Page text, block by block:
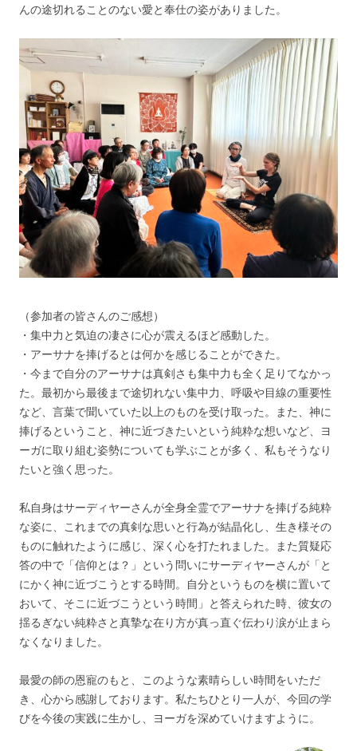
んの途切れることのない愛と奉仕の姿がありました。
（参加者の皆さんのご感想）
・集中力と気迫の凄さに心が震えるほど感動した。
・アーサナを捧げるとは何かを感じることができた。
・今まで自分のアーサナは真剣さも集中力も全く足りてなかっ
た。最初から最後まで途切れない集中力、呼吸や目線の重要性
など、言葉で聞いていた以上のものを受け取った。また、神に
捧げるということ、神に近づきたいという純粋な想いなど、ヨ
ーガに取り組む姿勢についても学ぶことが多く、私もそうなり
たいと強く思った。
私自身はサーディヤーさんが全身全霊でアーサナを捧げる純粋
な姿に、これまでの真剣な思いと行為が結晶化し、生き様その
ものに触れたように感じ、深く心を打たれました。また質疑応
答の中で「信仰とは？」という問いにサーディヤーさんが「と
にかく神に近づこうとする時間。自分というものを横に置いて
おいて、そこに近づこうという時間」と答えられた時、彼女の
揺るぎない純粋さと真摯な在り方が真っ直ぐ伝わり涙が止まら
なくなりました。
最愛の師の恩寵のもと、このような素晴らしい時間をいただ
き、心から感謝しております。私たちひとり一人が、今回の学
びを今後の実践に生かし、ヨーガを深めていけますように。